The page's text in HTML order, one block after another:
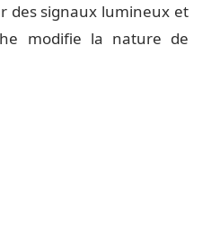
des signaux lumineux et
modifie la nature de